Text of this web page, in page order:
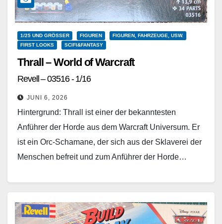
1/25 UND GRÖSSER FIGUREN
FIGUREN, FAHRZEUGE, USW.
FIRST LOOKS
SCIFI&FANTASY
Thrall – World of Warcraft
Revell – 03516 - 1/16
JUNI 6, 2026
Hintergrund: Thrall ist einer der bekanntesten
Anführer der Horde aus dem Warcraft Universum. Er
ist ein Orc-Schamane, der sich aus der Sklaverei der
Menschen befreit und zum Anführer der Horde…